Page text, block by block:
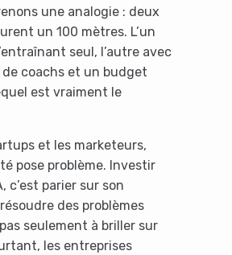
une analogie : deux
un 100 mètres. L’un
seul, l’autre avec
coachs et un budget
est vraiment le
et les marketeurs,
pose problème. Investir
c’est parier sur son
des problèmes
seulement à briller sur
les entreprises